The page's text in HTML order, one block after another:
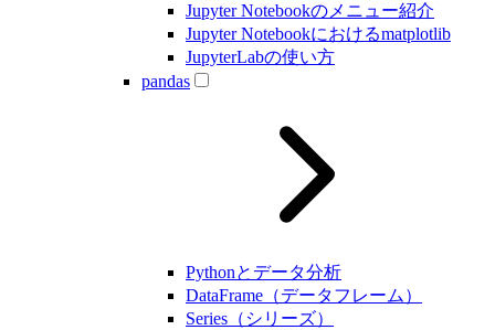
Jupyter Notebookのメニュー紹介
Jupyter Notebookにおけるmatplotlib
JupyterLabの使い方
pandas
Pythonとデータ分析
DataFrame（データフレーム）
Series（シリーズ）